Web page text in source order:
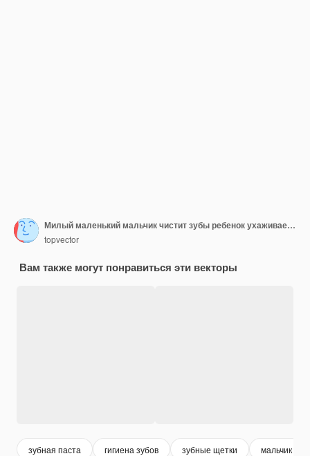
Милый маленький мальчик чистит зубы ребенок ухаживает за зубами в ванной векторная иллюстрация на белом
topvector
Вам также могут понравиться эти векторы
зубная паста гигиена зубов зубные щетки мальчик